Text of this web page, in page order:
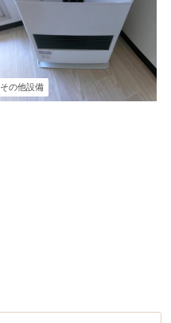
その他設備